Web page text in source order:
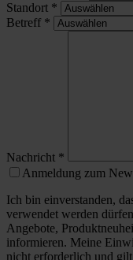
Standort *
Betreff *
Nachricht *
Anmeldung zum
Ich bin einverstanden,
verwendet werden
Angebote,
informieren. Meine
nicht erforderlich und